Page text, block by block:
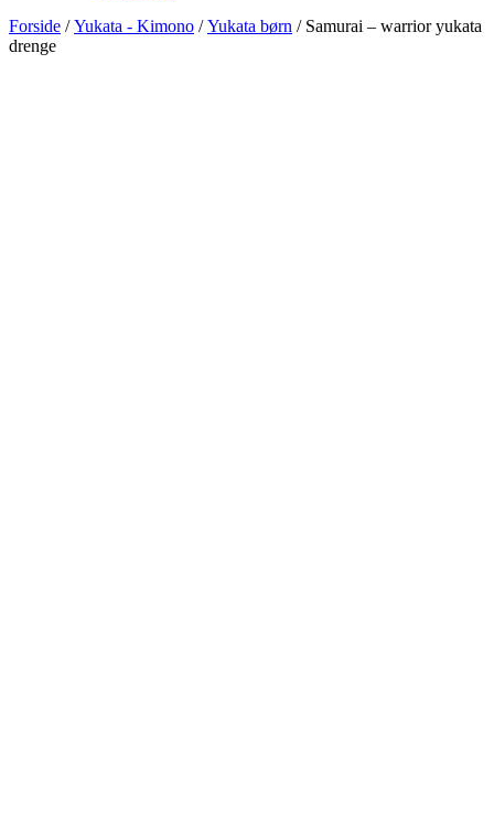
Forside /Yukata - Kimono /Yukata børn / Samurai – warrior yukata
drenge